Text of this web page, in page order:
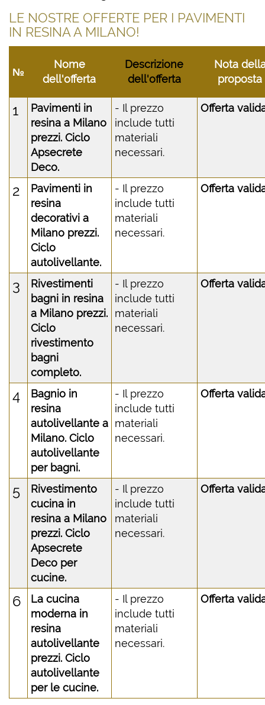
LE NOSTRE OFFERTE PER I PAVIMENTI
IN RESINA A MILANO!
№
Nome
dell'offerta
Descrizione
dell'offerta
Nota
proposta
1
Pavimenti in
resina a Milano
prezzi. Ciclo
Apsecrete
Deco.
- Il prezzo
include tutti
materiali
necessari.
Offerta
2
Pavimenti in
resina
decorativi a
Milano prezzi.
Ciclo
autolivellante.
- Il prezzo
include tutti
materiali
necessari.
Offerta
3
Rivestimenti
bagni in resina
a Milano prezzi.
Ciclo
rivestimento
bagni
completo.
- Il prezzo
include tutti
materiali
necessari.
Offerta
4
Bagnio in
resina
autolivellante a
Milano. Ciclo
autolivellante
per bagni.
- Il prezzo
include tutti
materiali
necessari.
Offerta
5
Rivestimento
cucina in
resina a Milano
prezzi. Ciclo
Apsecrete
Deco per
cucine.
- Il prezzo
include tutti
materiali
necessari.
Offerta
6
La cucina
moderna in
resina
autolivellante
prezzi. Ciclo
autolivellante
per le cucine.
- Il prezzo
include tutti
materiali
necessari.
Offerta